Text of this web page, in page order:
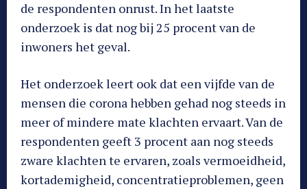
de respondenten onrust. In het laatste
onderzoek is dat nog bij 25 procent van de
inwoners het geval.
Het onderzoek leert ook dat een vijfde van de
mensen die corona hebben gehad nog steeds in
meer of mindere mate klachten ervaart. Van de
respondenten geeft 3 procent aan nog steeds
zware klachten te ervaren, zoals vermoeidheid,
kortademigheid, concentratieproblemen, geen